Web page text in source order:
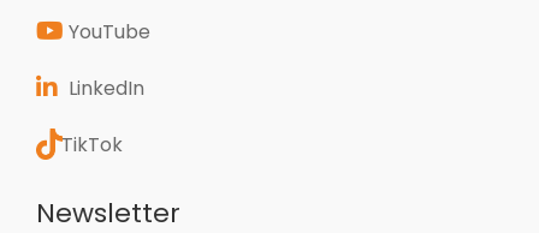
YouTube
LinkedIn
TikTok
Newsletter